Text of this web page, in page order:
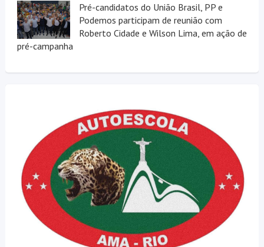
Pré-candidatos do União Brasil, PP e
Podemos participam de reunião com
Roberto Cidade e Wilson Lima, em ação de
pré-campanha